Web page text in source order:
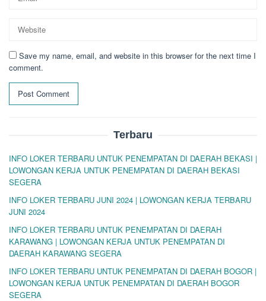
Save my name, email, and website in this browser for the next time I
comment.
Terbaru
INFO LOKER TERBARU UNTUK PENEMPATAN DI DAERAH BEKASI |
LOWONGAN KERJA UNTUK PENEMPATAN DI DAERAH BEKASI
SEGERA
INFO LOKER TERBARU JUNI 2024 | LOWONGAN KERJA TERBARU
JUNI 2024
INFO LOKER TERBARU UNTUK PENEMPATAN DI DAERAH
KARAWANG | LOWONGAN KERJA UNTUK PENEMPATAN DI
DAERAH KARAWANG SEGERA
INFO LOKER TERBARU UNTUK PENEMPATAN DI DAERAH BOGOR |
LOWONGAN KERJA UNTUK PENEMPATAN DI DAERAH BOGOR
SEGERA